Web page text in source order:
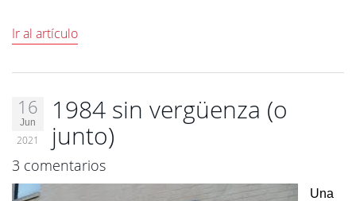
Ir al artículo
16
Jun
2021
1984 sin vergüenza (o
junto)
3 comentarios
Una